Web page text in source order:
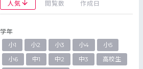
人気
閲覧数 作成日
学年
小1
小2 小3 小4
小5
小6
中1 中2 中3
高校生